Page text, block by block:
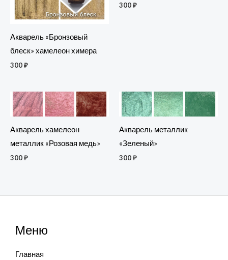
Акварель «Бронзовый
блеск» хамелеон химера
300₽
300₽
Акварель хамелеон
металлик «Розовая медь»
300₽
Акварель металлик
«Зеленый»
300₽
Меню
Главная